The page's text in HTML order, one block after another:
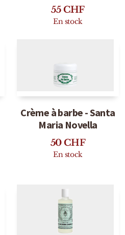
55CHF
En stock
Crème à barbe - Santa
Maria Novella
50CHF
En stock